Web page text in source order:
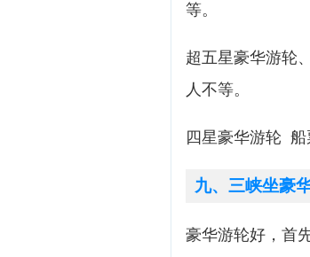
等。
超五星豪华游轮
人不等。
四星豪华游轮 船
九、三峡坐豪
豪华游轮好，首